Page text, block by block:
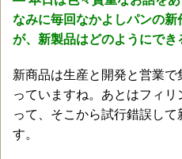
なみに毎回なかよしパンの
が、新製品はどのようにでき
新商品は生産と開発と営業
っていますね。あとはフィ
って、そこから試行錯誤し
す。